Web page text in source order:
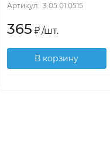
Артикул: 3.05.01.0515
365 ₽/шт.
В корзину